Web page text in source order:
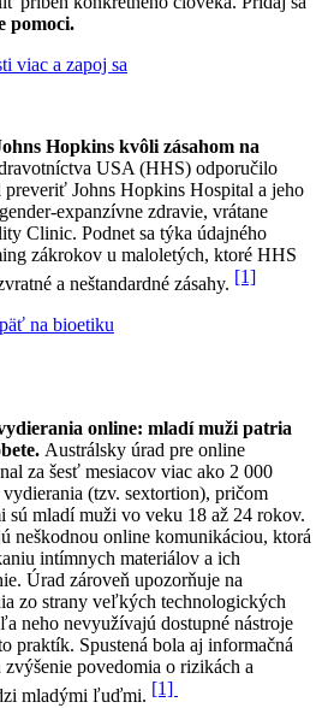
pomoci.
viac a zapoj sa
Hopkins kvôli zásahom na
USA (HHS) odporučilo
Johns Hopkins Hospital a jeho
expanzívne zdravie, vrátane
Clinic. Podnet sa týka údajného
zákrokov u maloletých, ktoré HHS
a neštandardné zásahy. [1]
na bioetiku
online: mladí muži patria
Austrálsky úrad pre online
za šesť mesiacov viac ako 2 000
(tzv. sextortion), pričom
sú mladí muži vo veku 18 až 24 rokov.
neškodnou online komunikáciou, ktorá
intímnych materiálov a ich
Úrad zároveň upozorňuje na
zo strany veľkých technologických
neho nevyužívajú dostupné nástroje
praktík. Spustená bola aj informačná
zvýšenie povedomia o rizikách a
mladými ľuďmi. [1]